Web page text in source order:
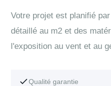
Votre projet est planifié
détaillé au m2 et des
l'exposition au vent et au
Qualité garantie